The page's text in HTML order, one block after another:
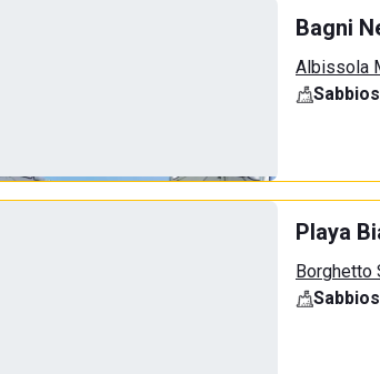
Bagni
Albissola
Playa
Borghetto